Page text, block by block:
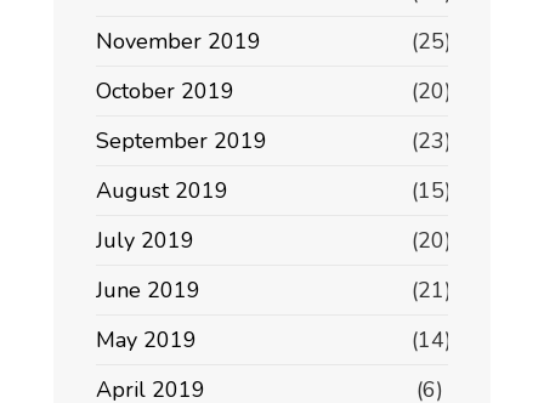
November 2019
(25)
October 2019
(20)
September 2019
(23)
August 2019
(15)
July 2019
(20)
June 2019
(21)
May 2019
(14)
April 2019
(6)